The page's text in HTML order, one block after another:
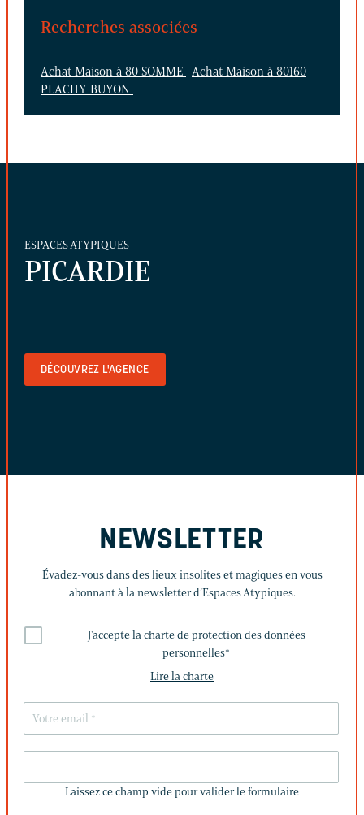
Recherches associées
Achat Maison à 80 SOMME
Achat Maison à 80160
PLACHY BUYON
ESPACES ATYPIQUES
PICARDIE
DÉCOUVREZ L'AGENCE
NEWSLETTER
Évadez-vous dans des lieux insolites et magiques en vous
abonnant à la newsletter d’Espaces Atypiques.
J'accepte la charte de protection des données
personnelles*
Lire la charte
CHAMP
Laissez ce champ vide pour valider le formulaire